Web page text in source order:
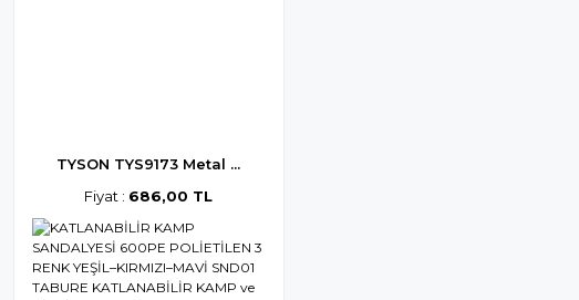
TYSON TYS9173 Metal ...
Fiyat : 686,00 TL